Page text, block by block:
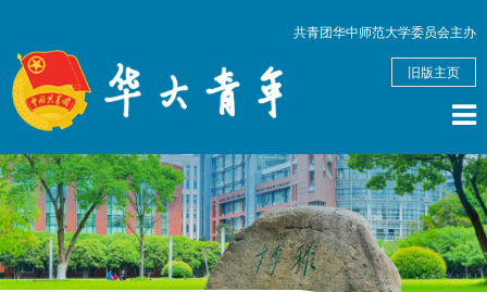
共青团华中师范大学委员会主办
旧版主页